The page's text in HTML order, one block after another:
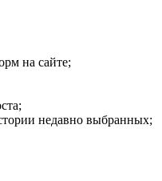
на сайте;
недавно выбранных;